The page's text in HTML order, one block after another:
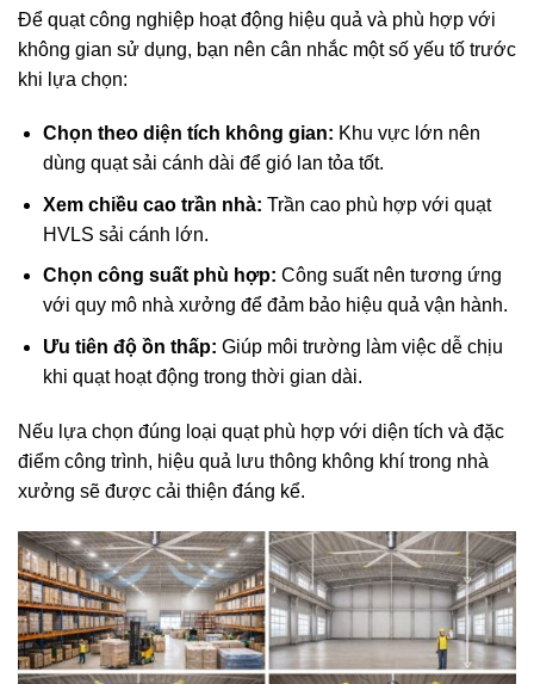
Để quạt công nghiệp hoạt động hiệu quả và phù hợp với
không gian sử dụng, bạn nên cân nhắc một số yếu tố trước
khi lựa chọn:
Chọn theo diện tích không gian: Khu vực lớn nên
dùng quạt sải cánh dài để gió lan tỏa tốt.
Xem chiều cao trần nhà: Trần cao phù hợp với quạt
HVLS sải cánh lớn.
Chọn công suất phù hợp: Công suất nên tương ứng
với quy mô nhà xưởng để đảm bảo hiệu quả vận hành.
Ưu tiên độ ồn thấp: Giúp môi trường làm việc dễ chịu
khi quạt hoạt động trong thời gian dài.
Nếu lựa chọn đúng loại quạt phù hợp với diện tích và đặc
điểm công trình, hiệu quả lưu thông không khí trong nhà
xưởng sẽ được cải thiện đáng kể.